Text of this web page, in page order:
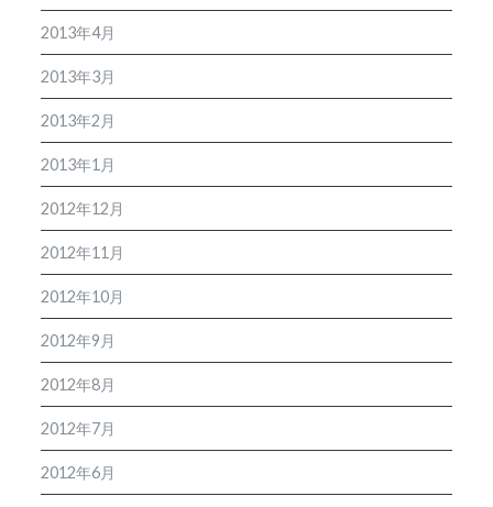
2013年4月
2013年3月
2013年2月
2013年1月
2012年12月
2012年11月
2012年10月
2012年9月
2012年8月
2012年7月
2012年6月